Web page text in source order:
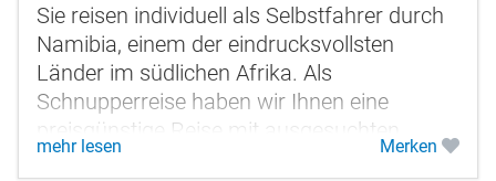
Sie reisen individuell als Selbstfahrer durch
Namibia, einem der eindrucksvollsten
Länder im südlichen Afrika. Als
Schnupperreise haben wir Ihnen eine
preisgünstige Reise mit ausgesuchten
Unterkünften zusammengestellt. Mit einer...
mehr lesen Merken